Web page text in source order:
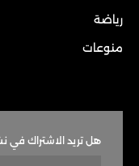
رياضة
منوعات
هل تريد الاشتراك في